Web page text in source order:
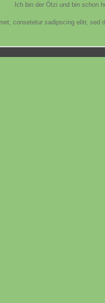
Ich bin der Ötzi und bin schon
consetetur sadipscing elitr, sed